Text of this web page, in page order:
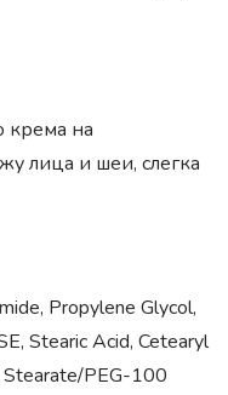
крема на
лица и шеи, слегка
Propylene Glycol,
Stearic Acid, Cetearyl
Stearate/PEG-100